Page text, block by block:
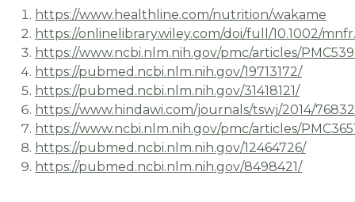
https://www.healthline.com/nutrition/wakame
https://onlinelibrary.wiley.com/doi/full/10.1002/
https://www.ncbi.nlm.nih.gov/pmc/articles/
https://pubmed.ncbi.nlm.nih.gov/19713172/
https://pubmed.ncbi.nlm.nih.gov/31418121/
https://www.hindawi.com/journals/tswj/2014/
https://www.ncbi.nlm.nih.gov/pmc/articles/
https://pubmed.ncbi.nlm.nih.gov/12464726/
https://pubmed.ncbi.nlm.nih.gov/8498421/